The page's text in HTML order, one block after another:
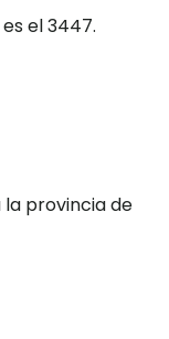
el 3447.
provincia de